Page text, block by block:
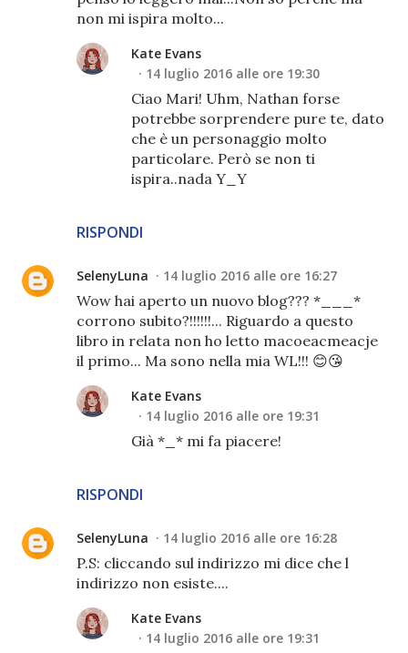
non mi ispira molto...
RISPONDI
Kate Evans
14 luglio 2016 alle ore 19:30
Ciao Mari! Uhm, Nathan forse
potrebbe sorprendere pure te, dato
che è un personaggio molto
particolare. Però se non ti
ispira..nada Y_Y
SelenyLuna 14 luglio 2016 alle ore 16:27
Wow hai aperto un nuovo blog??? *___*
corrono subito?!!!!!!... Riguardo a questo
libro in relata non ho letto macoeacmeacje
il primo... Ma sono nella mia WL!!! 😊😘
RISPONDI
Kate Evans
14 luglio 2016 alle ore 19:31
Già *_* mi fa piacere!
SelenyLuna 14 luglio 2016 alle ore 16:28
P.S: cliccando sul indirizzo mi dice che l
indirizzo non esiste....
Kate Evans
14 luglio 2016 alle ore 19:31